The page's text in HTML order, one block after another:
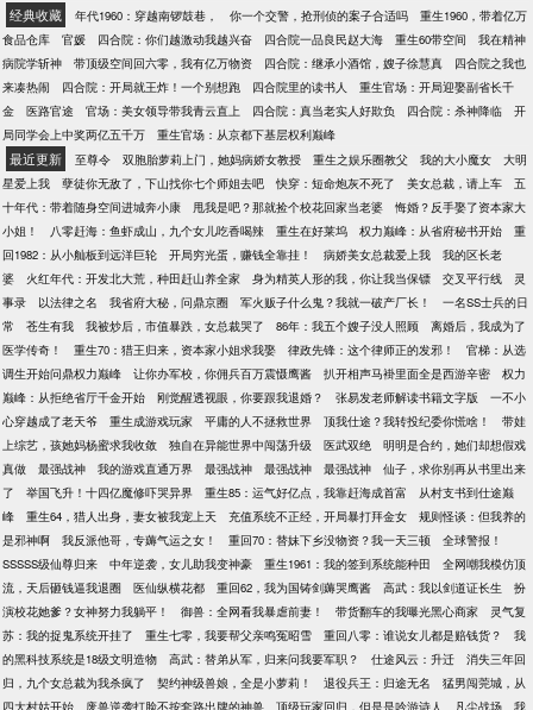
经典收藏 年代1960：穿越南锣鼓巷， 你一个交警，抢刑侦的案子合适吗
重生1960，带着亿万
食品仓库
官媛 四合院：你们越激动我越兴奋 四合院一品良民赵大海 重生60带空间
我在精神
病院学斩神
带顶级空间回六零，我有亿万物资 四合院：继承小酒馆，嫂子徐慧真
四合院之我也
来凑热闹
四合院：开局就王炸！一个别想跑 四合院里的读书人
重生官场：开局迎娶副省长千
金
医路官途 官场：美女领导带我青云直上 四合院：真当老实人好欺负 四合院：杀神降临
开
局同学会上中奖两亿五千万
重生官场：从京都下基层权利巅峰
最近更新 至尊令 双胞胎萝莉上门，她妈病娇女教授 重生之娱乐圈教父 我的大小魔女
大明
星爱上我
孽徒你无敌了，下山找你七个师姐去吧 快穿：短命炮灰不死了 美女总裁，请上车
五
十年代：带着随身空间进城奔小康
甩我是吧？那就捡个校花回家当老婆
悔婚？反手娶了资本家大
小姐！
八零赶海：鱼虾成山，九个女儿吃香喝辣 重生在好莱坞 权力巅峰：从省府秘书开始
重
回1982：从小舢板到远洋巨轮
开局穷光蛋，赚钱全靠挂！ 病娇美女总裁爱上我
我的区长老
婆
火红年代：开发北大荒，种田赶山养全家 身为精英人形的我，你让我当保镖 交叉平行线
灵
事录
以法律之名 我省府大秘，问鼎京圈 军火贩子什么鬼？我就一破产厂长！
一名SS士兵的日
常
苍生有我 我被炒后，市值暴跌，女总裁哭了 86年：我五个嫂子没人照顾
离婚后，我成为了
医学传奇！
重生70：猎王归来，资本家小姐求我娶 律政先锋：这个律师正的发邪！
官梯：从选
调生开始问鼎权力巅峰
让你办军校，你佣兵百万震慑鹰酱 扒开相声马褂里面全是西游辛密
权力
巅峰：从拒绝省厅千金开始
刚觉醒透视眼，你要跟我退婚？ 张易发老师解读书籍文字版
一不小
心穿越成了老天爷
重生成游戏玩家 平庸的人不拯救世界 顶我仕途？我转投纪委你慌啥！
带娃
上综艺，孩她妈杨蜜求我收敛
独自在异能世界中闯荡升级 医武双绝
明明是合约，她们却想假戏
真做
最强战神 我的游戏直通万界 最强战神 最强战神 最强战神
仙子，求你别再从书里出来
了
举国飞升！十四亿魔修吓哭异界 重生85：运气好亿点，我靠赶海成首富
从村支书到仕途巅
峰
重生64，猎人出身，妻女被我宠上天 充值系统不正经，开局暴打拜金女
规则怪谈：但我养的
是邪神啊
我反派他哥，专薅气运之女！ 重回70：替妹下乡没物资？我一天三顿
全球警报！
SSSSS级仙尊归来
中年逆袭，女儿助我变神豪 重生1961：我的签到系统能种田
全网嘲我模仿顶
流，天后砸钱逼我退圈
医仙纵横花都 重回62，我为国铸剑薅哭鹰酱 高武：我以剑道证长生
扮
演校花她爹？女神努力我躺平！
御兽：全网看我暴虐前妻！ 带货翻车的我曝光黑心商家
灵气复
苏：我的捉鬼系统开挂了
重生七零，我要帮父亲鸣冤昭雪 重回八零：谁说女儿都是赔钱货？
我
的黑科技系统是18级文明造物
高武：替弟从军，归来问我要军职？ 仕途风云：升迁
消失三年回
归，九个女总裁为我杀疯了
契约神级兽娘，全是小萝莉！ 退役兵王：归途无名
猛男闯莞城，从
四大村姑开始
废兽逆袭打脸不按套路出牌的神兽 顶级玩家回归，但是是吟游诗人 凡尘战场 我